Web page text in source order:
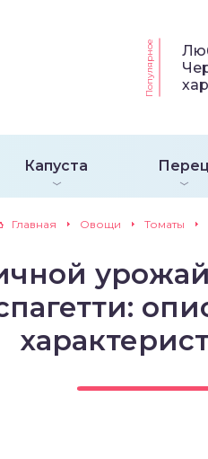
Популярное
Капуста Перец
Главная Овощи Томаты